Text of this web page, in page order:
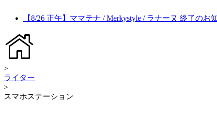
【8/26 正午】ママテナ / Merkystyle / ラナーヌ 終了のお
>
ライター
>
スマホステーション